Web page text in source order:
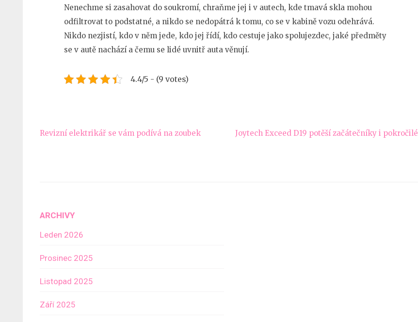
Nenechme si zasahovat do soukromí, chraňme jej i v autech, kde tmavá skla mohou
odfiltrovat to podstatné, a nikdo se nedopátrá k tomu, co se v kabině vozu odehrává.
Nikdo nezjistí, kdo v něm jede, kdo jej řídí, kdo cestuje jako spolujezdec, jaké předměty
se v autě nachází a čemu se lidé uvnitř auta věnují.
4.4/5 - (9 votes)
Navigace
Revizní elektrikář se vám podívá na zoubek Joytech Exceed D19 potěší začátečníky i pokročilé
ARCHIVY
Leden 2026
Prosinec 2025
Listopad 2025
Září 2025